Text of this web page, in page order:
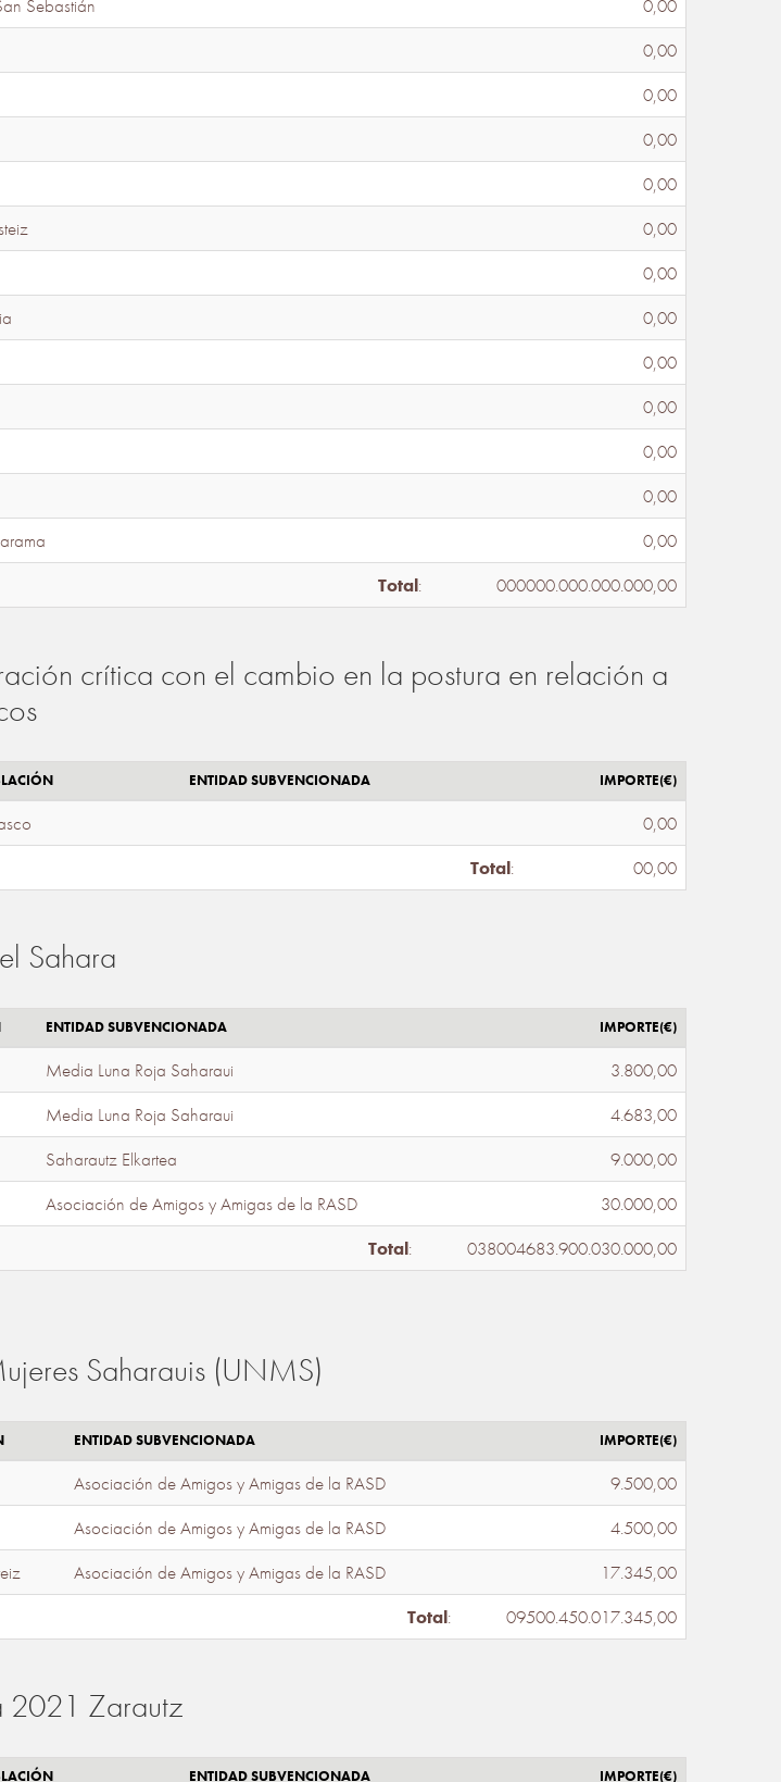
Sebastián
0,00
0,00
0,00
0,00
0,00
0,00
0,00
0,00
0,00
0,00
0,00
0,00
0,00
Total: 000000.000.000.000,00
crítica con el cambio en la postura en relación a
ENTIDAD SUBVENCIONADA IMPORTE(€)
0,00
Total: 00,00
Sahara
ENTIDAD SUBVENCIONADA IMPORTE(€)
Media Luna Roja Saharaui
3.800,00
Media Luna Roja Saharaui
4.683,00
Saharautz Elkartea
9.000,00
Asociación de Amigos y Amigas de la RASD
30.000,00
Total: 038004683.900.030.000,00
Saharauis (UNMS)
ENTIDAD SUBVENCIONADA IMPORTE(€)
Asociación de Amigos y Amigas de la RASD
9.500,00
Asociación de Amigos y Amigas de la RASD
4.500,00
Asociación de Amigos y Amigas de la RASD
17.345,00
Total: 09500.450.017.345,00
2021 Zarautz
ENTIDAD SUBVENCIONADA IMPORTE(€)